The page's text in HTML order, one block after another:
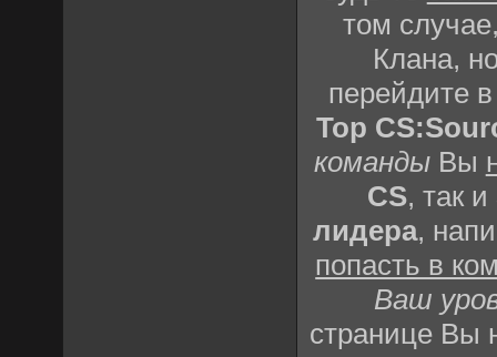
том
Клана,
перейдите
Top
командыВы
CS, так и
лидера,
попасть в
Ваш
странице Вы